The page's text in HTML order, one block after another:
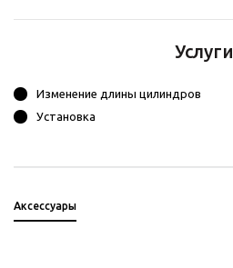
Услуги
Изменение длины цилиндров
Установка
Аксессуары